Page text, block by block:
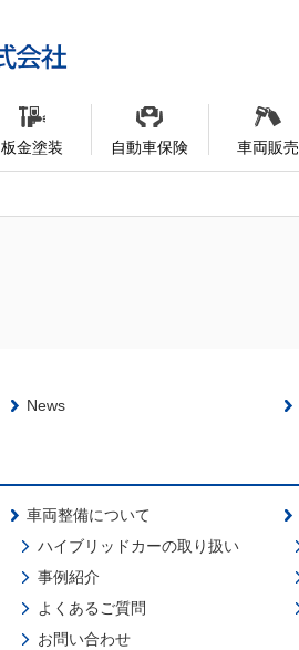
板金塗装 自動車保険 車両販売
News
車両整備について
ハイブリッドカーの取り扱い
事例紹介
よくあるご質問
お問い合わせ